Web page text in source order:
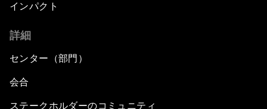
インパクト
詳細
センター（部門）
会合
ステークホルダーのコミュニティ